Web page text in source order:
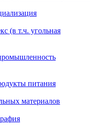
(в т.ч. угольная
питания
материалов